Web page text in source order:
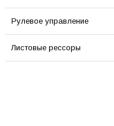
Рулевое управление
Листовые рессоры